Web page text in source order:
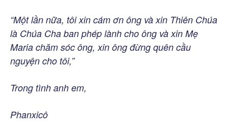
“Một lần nữa, tôi xin cám ơn ông và xin Thiên Chúa
là Chúa Cha ban phép lành cho ông và xin Mẹ
Maria chăm sóc ông, xin ông đừng quên cầu
nguyện cho tôi,”
Trong tình anh em,
Phanxicô